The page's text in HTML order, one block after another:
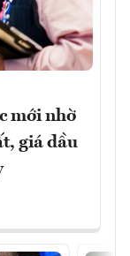
mới nhờ
giá dầu